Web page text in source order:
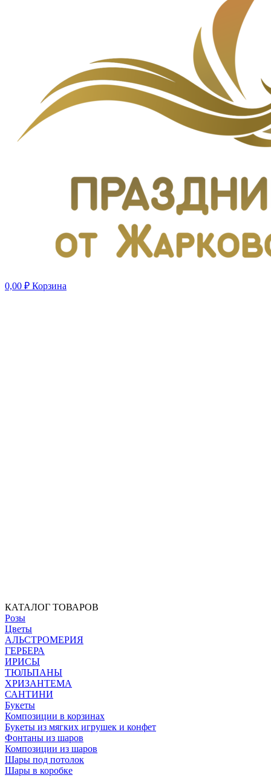
0,00 ₽ Корзина
КАТАЛОГ ТОВАРОВ
Розы
Цветы
АЛЬСТРОМЕРИЯ
ГЕРБЕРА
ИРИСЫ
ТЮЛЬПАНЫ
ХРИЗАНТЕМА
САНТИНИ
Букеты
Композиции в корзинах
Букеты из мягких игрушек и конфет
Фонтаны из шаров
Композиции из шаров
Шары под потолок
Шары в коробке